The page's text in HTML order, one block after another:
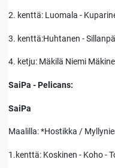
2. kenttä: Luomala -
3. kenttä:Huhtanen -
4. ketju: Mäkilä Niemi
SaiPa - Pelicans:
SaiPa
Maalilla: *Hostikka /
1.kenttä: Koskinen - Koho -